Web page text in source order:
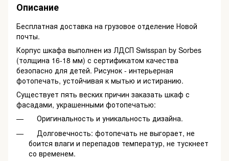
Описание
Бесплатная доставка на грузовое отделение Новой
почты.
Корпус шкафа выполнен из ЛДСП Swisspan by Sorbes
(толщина 16-18 мм) с сертификатом качества
безопасно для детей. Рисунок - интерьерная
фотопечать, устойчивая к мытью и истиранию.
Существует пять веских причин заказать шкаф с
фасадами, украшенными фотопечатью:
Оригинальность и уникальность дизайна.
Долговечность: фотопечать не выгорает, не
боится влаги и перепадов температур, не тускнеет
со временем.